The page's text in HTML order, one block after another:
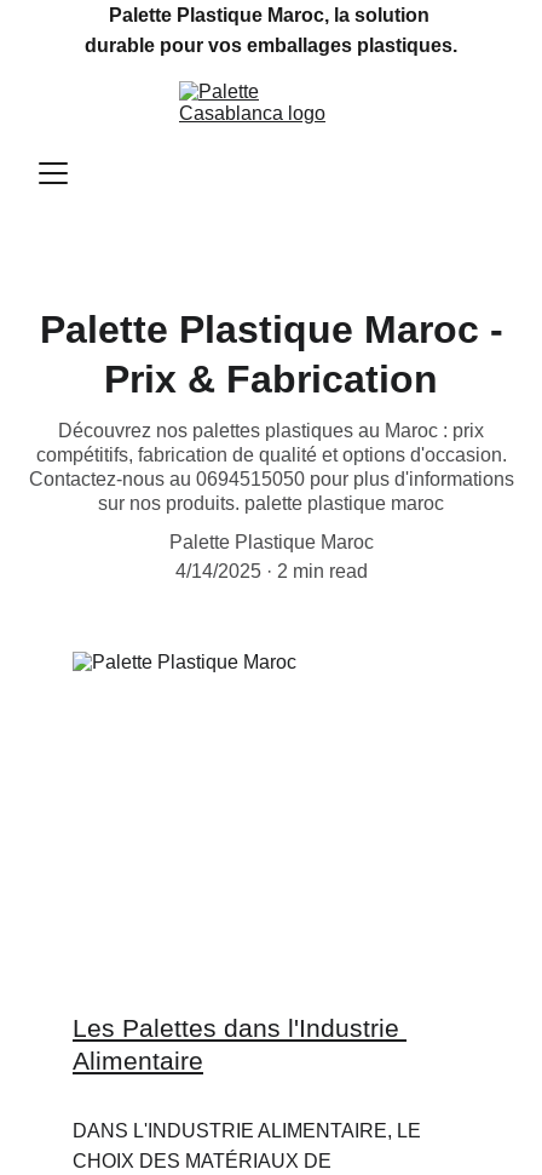
Palette Plastique Maroc, la solution
durable pour vos emballages plastiques.
Palette Plastique Maroc -
Prix & Fabrication
Découvrez nos palettes plastiques au Maroc : prix
compétitifs, fabrication de qualité et options d'occasion.
Contactez-nous au 0694515050 pour plus d'informations
sur nos produits. palette plastique maroc
Palette Plastique Maroc
4/14/2025
2 min read
Les Palettes dans l'Industrie
Alimentaire
DANS L'INDUSTRIE ALIMENTAIRE, LE
CHOIX DES MATÉRIAUX DE